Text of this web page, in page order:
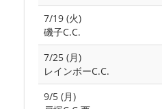
7/19 (火)
磯子C.C.
7/25 (月)
レインボーC.C.
9/5 (月)